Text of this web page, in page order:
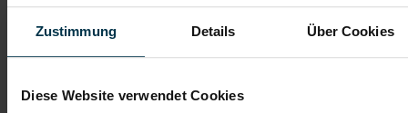
Zustimmung Details Über Cookies
Diese Website verwendet Cookies
Karriere-Coaching mit der
Zahlreiche Stellenangebote